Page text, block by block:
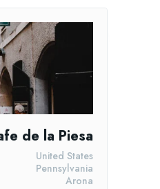
de la Piesa
Arona
Pennsylvania
United States